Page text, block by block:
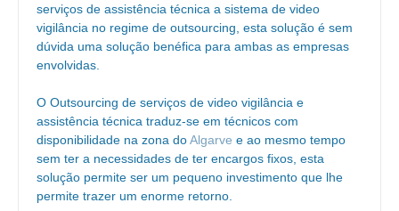
serviços de assistência técnica a sistema de video
vigilância no regime de outsourcing, esta solução é sem
dúvida uma solução benéfica para ambas as empresas
envolvidas.
O Outsourcing de serviços de video vigilância e
assistência técnica traduz-se em técnicos com
disponibilidade na zona doAlgarve e ao mesmo tempo
sem ter a necessidades de ter encargos fixos, esta
solução permite ser um pequeno investimento que lhe
permite trazer um enorme retorno.